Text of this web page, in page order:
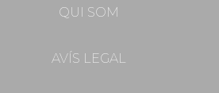
QUI SOM
AVÍS LEGAL